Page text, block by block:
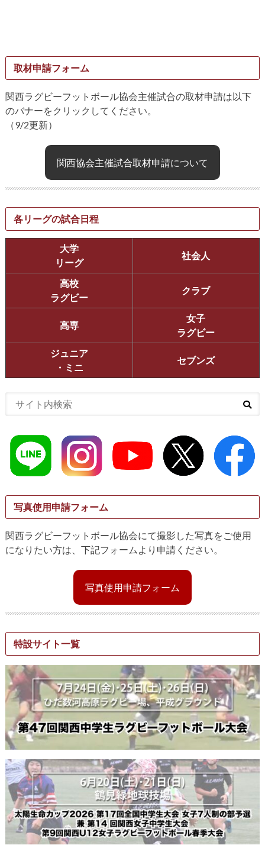
取材申請フォーム
関西ラグビーフットボール協会主催試合の取材申請は以下
のバナーをクリックしてください。
（9/2更新）
関西協会主催試合取材申請について
各リーグの試合日程
大学
リーグ
社会人
高校
ラグビー
クラブ
高専
女子
ラグビー
ジュニア
・ミニ
セブンズ
写真使用申請フォーム
関西ラグビーフットボール協会にて撮影した写真をご使用
になりたい方は、下記フォームより申請ください。
写真使用申請フォーム
特設サイト一覧